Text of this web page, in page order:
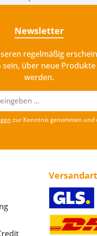
Newsletter
regelmäßig
über neue
werden.
Mail-
Adresse*
zur Kenntnis genommen und